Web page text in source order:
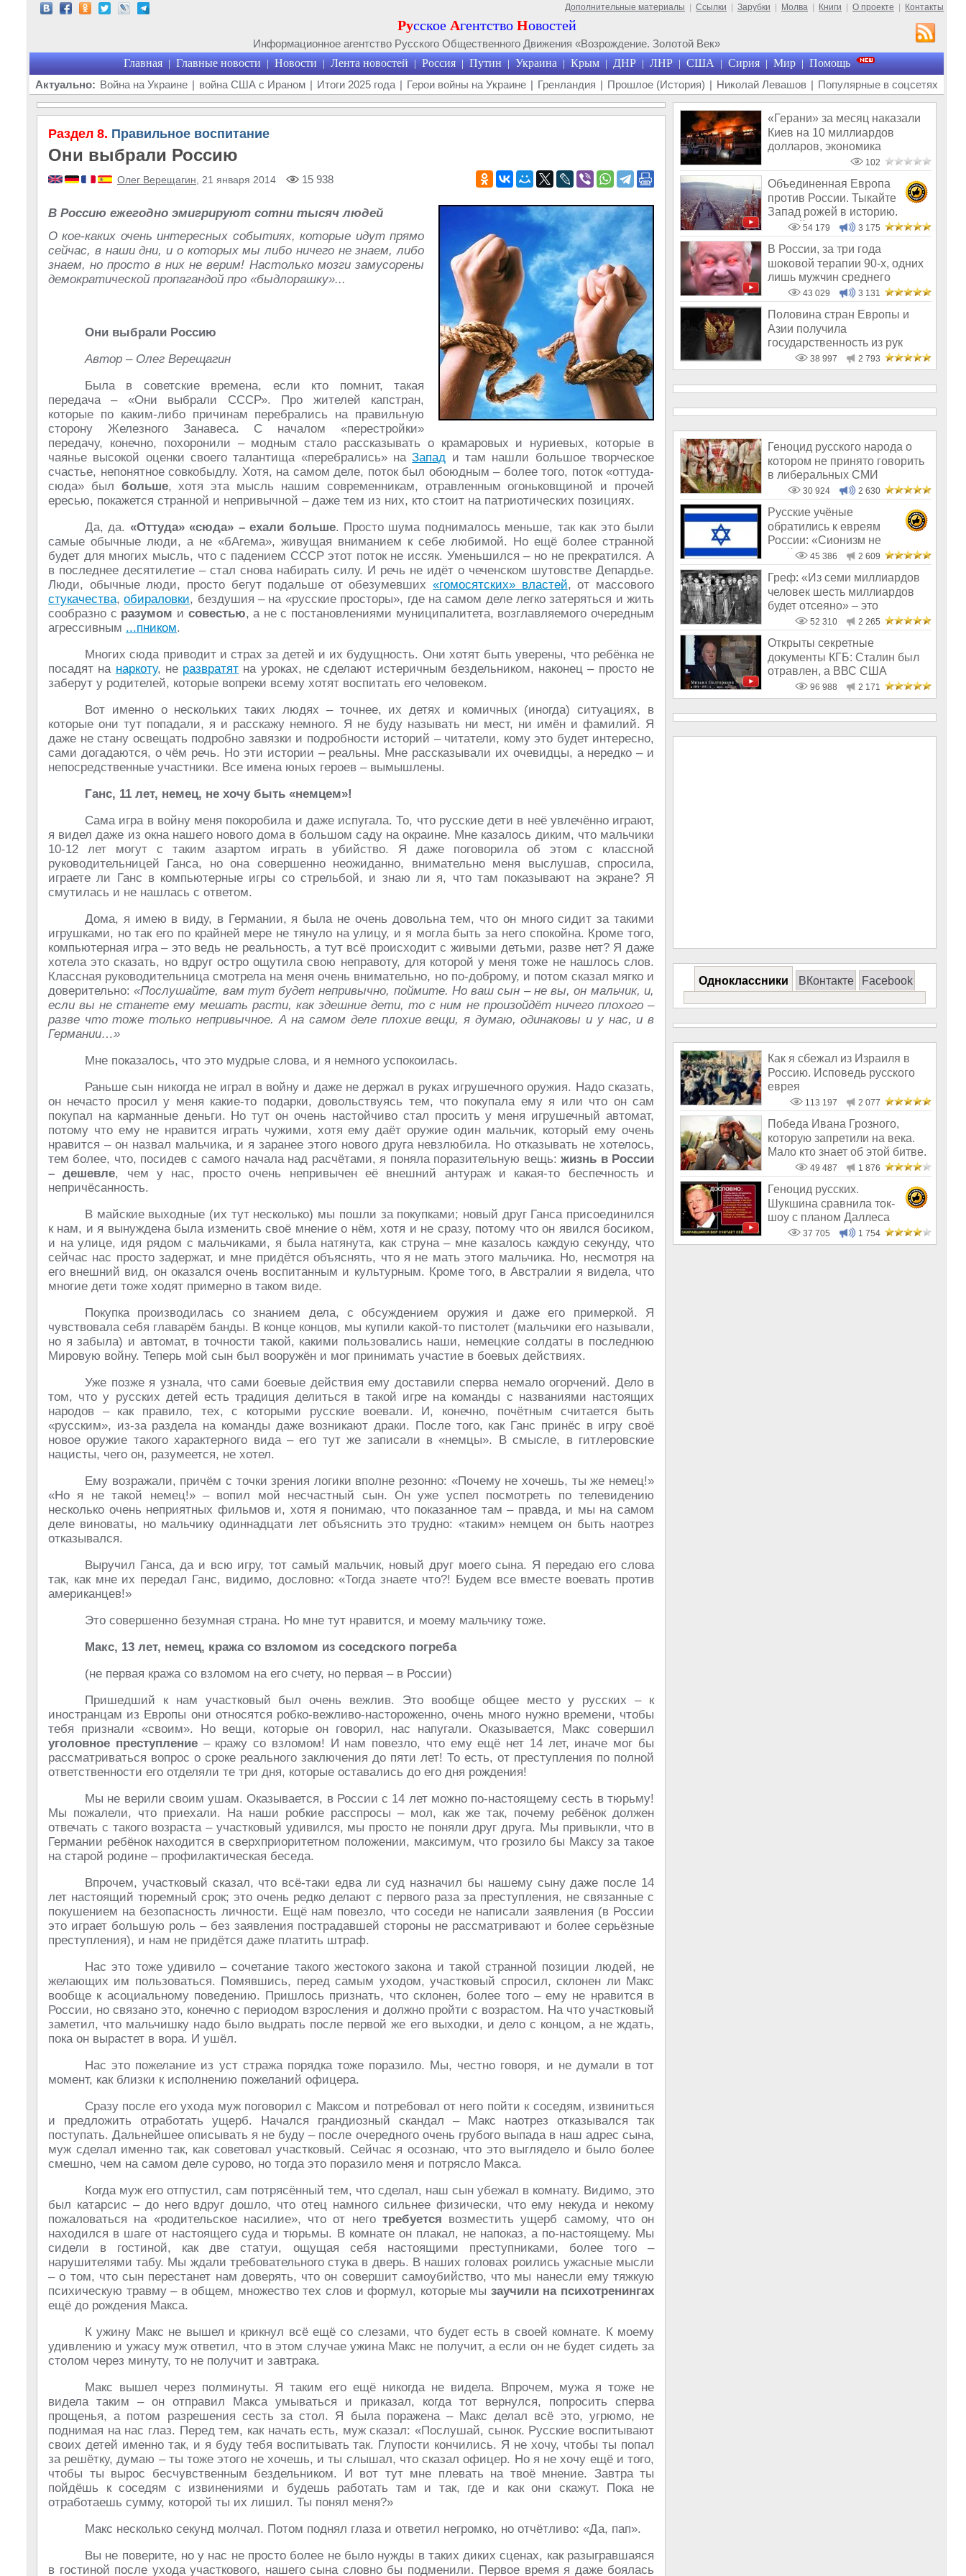
Дополнительные материалы Ссылки Зарубки Молва Книги О проекте Контакты
Русское Агентство Новостей
Информационное агентство Русского Общественного Движения «Возрождение. Золотой Век»
Главная | Главные новости | Новости | Лента новостей | Россия | Путин | Украина | Крым | ДНР | ЛНР | США | Сирия | Мир | Помощь
Актуально: Война на Украине | война США с Ираном | Итоги 2025 года | Герои войны на Украине | Гренландия | Прошлое (История) | Николай Левашов | Популярные в соцсетях
Раздел 8. Правильное воспитание
Они выбрали Россию
Олег Верещагин , 21 января 2014 15 938
В Россию ежегодно эмигрируют сотни тысяч людей
О кое-каких очень интересных событиях, которые идут прямо
сейчас, в наши дни, и о которых мы либо ничего не знаем, либо
знаем, но просто в них не верим! Настолько мозги замусорены
демократической пропагандой про «быдлорашку»...
Они выбрали Россию
Автор – Олег Верещагин
Была в советские времена, если кто помнит, такая
передача – «Они выбрали СССР». Про жителей капстран,
которые по каким-либо причинам перебрались на правильную
сторону Железного Занавеса. С началом «перестройки»
передачу, конечно, похоронили – модным стало рассказывать о крамаровых и нуриевых, которые в
чаянье высокой оценки своего талантища «перебрались» наЗапад и там нашли большое творческое
счастье, непонятное совкобыдлу. Хотя, на самом деле, поток был обоюдным – более того, поток «оттуда-
сюда» был больше, хотя эта мысль нашим современникам, отравленным огоньковщиной и прочей
ересью, покажется странной и непривычной – даже тем из них, кто стоит на патриотических позициях.
Да, да. «Оттуда» «сюда» – ехали больше. Просто шума поднималось меньше, так как это были
самые обычные люди, а не «бАгема», живущая вниманием к себе любимой. Но ещё более странной
будет для многих мысль, что с падением СССР этот поток не иссяк. Уменьшился – но не прекратился. А
в последнее десятилетие – стал снова набирать силу. И речь не идёт о чеченском шутовстве Депардье.
Люди, обычные люди, просто бегут подальше от обезумевших«гомосятских» властей, от массового
стукачества,обираловки, бездушия – на «русские просторы», где на самом деле легко затеряться и жить
сообразно с разумом и совестью, а не с постановлениями муниципалитета, возглавляемого очередным
агрессивным ...пником.
Многих сюда приводит и страх за детей и их будущность. Они хотят быть уверены, что ребёнка не
посадят на наркоту, не развратят на уроках, не сделают истеричным бездельником, наконец – просто не
заберут у родителей, которые вопреки всему хотят воспитать его человеком.
Вот именно о нескольких таких людях – точнее, их детях и комичных (иногда) ситуациях, в
которые они тут попадали, я и расскажу немного. Я не буду называть ни мест, ни имён и фамилий. Я
даже не стану освещать подробно завязки и подробности историй – читатели, кому это будет интересно,
сами догадаются, о чём речь. Но эти истории – реальны. Мне рассказывали их очевидцы, а нередко – и
непосредственные участники. Все имена юных героев – вымышлены.
Ганс, 11 лет, немец, не хочу быть «немцем»!
Сама игра в войну меня покоробила и даже испугала. То, что русские дети в неё увлечённо играют,
я видел даже из окна нашего нового дома в большом саду на окраине. Мне казалось диким, что мальчики
10-12 лет могут с таким азартом играть в убийство. Я даже поговорила об этом с классной
руководительницей Ганса, но она совершенно неожиданно, внимательно меня выслушав, спросила,
играете ли Ганс в компьютерные игры со стрельбой, и знаю ли я, что там показывают на экране? Я
смутилась и не нашлась с ответом.
Дома, я имею в виду, в Германии, я была не очень довольна тем, что он много сидит за такими
игрушками, но так его по крайней мере не тянуло на улицу, и я могла быть за него спокойна. Кроме того,
компьютерная игра – это ведь не реальность, а тут всё происходит с живыми детьми, разве нет? Я даже
хотела это сказать, но вдруг остро ощутила свою неправоту, для которой у меня тоже не нашлось слов.
Классная руководительница смотрела на меня очень внимательно, но по-доброму, и потом сказал мягко и
доверительно:«Послушайте, вам тут будет непривычно, поймите. Но ваш сын – не вы, он мальчик, и,
если вы не станете ему мешать расти, как здешние дети, то с ним не произойдёт ничего плохого –
разве что тоже только непривычное. А на самом деле плохие вещи, я думаю, одинаковы и у нас, и в
Германии…»
Мне показалось, что это мудрые слова, и я немного успокоилась.
Раньше сын никогда не играл в войну и даже не держал в руках игрушечного оружия. Надо сказать,
он нечасто просил у меня какие-то подарки, довольствуясь тем, что покупала ему я или что он сам
покупал на карманные деньги. Но тут он очень настойчиво стал просить у меня игрушечный автомат,
потому что ему не нравится играть чужими, хотя ему даёт оружие один мальчик, который ему очень
нравится – он назвал мальчика, и я заранее этого нового друга невзлюбила. Но отказывать не хотелось,
тем более, что, посидев с самого начала над расчётами, я поняла поразительную вещь:жизнь в России
– дешевле, чем у нас, просто очень непривычен её внешний антураж и какая-то беспечность и
непричёсанность.
В майские выходные (их тут несколько) мы пошли за покупками; новый друг Ганса присоединился
к нам, и я вынуждена была изменить своё мнение о нём, хотя и не сразу, потому что он явился босиком,
и на улице, идя рядом с мальчиками, я была натянута, как струна – мне казалось каждую секунду, что
сейчас нас просто задержат, и мне придётся объяснять, что я не мать этого мальчика. Но, несмотря на
его внешний вид, он оказался очень воспитанным и культурным. Кроме того, в Австралии я видела, что
многие дети тоже ходят примерно в таком виде.
Покупка производилась со знанием дела, с обсуждением оружия и даже его примеркой. Я
чувствовала себя главарём банды. В конце концов, мы купили какой-то пистолет (мальчики его называли,
но я забыла) и автомат, в точности такой, какими пользовались наши, немецкие солдаты в последнюю
Мировую войну. Теперь мой сын был вооружён и мог принимать участие в боевых действиях.
Уже позже я узнала, что сами боевые действия ему доставили сперва немало огорчений. Дело в
том, что у русских детей есть традиция делиться в такой игре на команды с названиями настоящих
народов – как правило, тех, с которыми русские воевали. И, конечно, почётным считается быть
«русским», из-за раздела на команды даже возникают драки. После того, как Ганс принёс в игру своё
новое оружие такого характерного вида – его тут же записали в «немцы». В смысле, в гитлеровские
нацисты, чего он, разумеется, не хотел.
Ему возражали, причём с точки зрения логики вполне резонно: «Почему не хочешь, ты же немец!»
«Но я не такой немец!» – вопил мой несчастный сын. Он уже успел посмотреть по телевидению
несколько очень неприятных фильмов и, хотя я понимаю, что показанное там – правда, и мы на самом
деле виноваты, но мальчику одиннадцати лет объяснить это трудно: «таким» немцем он быть наотрез
отказывался.
Выручил Ганса, да и всю игру, тот самый мальчик, новый друг моего сына. Я передаю его слова
так, как мне их передал Ганс, видимо, дословно: «Тогда знаете что?! Будем все вместе воевать против
американцев!»
Это совершенно безумная страна. Но мне тут нравится, и моему мальчику тоже.
Макс, 13 лет, немец, кража со взломом из соседского погреба
(не первая кража со взломом на его счету, но первая – в России)
Пришедший к нам участковый был очень вежлив. Это вообще общее место у русских – к
иностранцам из Европы они относятся робко-вежливо-настороженно, очень много нужно времени, чтобы
тебя признали «своим». Но вещи, которые он говорил, нас напугали. Оказывается, Макс совершил
уголовное преступление– кражу со взломом! И нам повезло, что ему ещё нет 14 лет, иначе мог бы
рассматриваться вопрос о сроке реального заключения до пяти лет! То есть, от преступления по полной
ответственности его отделяли те три дня, которые оставались до его дня рождения!
Мы не верили своим ушам. Оказывается, в России с 14 лет можно по-настоящему сесть в тюрьму!
Мы пожалели, что приехали. На наши робкие расспросы – мол, как же так, почему ребёнок должен
отвечать с такого возраста – участковый удивился, мы просто не поняли друг друга. Мы привыкли, что в
Германии ребёнок находится в сверхприоритетном положении, максимум, что грозило бы Максу за такое
на старой родине – профилактическая беседа.
Впрочем, участковый сказал, что всё-таки едва ли суд назначил бы нашему сыну даже после 14
лет настоящий тюремный срок; это очень редко делают с первого раза за преступления, не связанные с
покушением на безопасность личности. Ещё нам повезло, что соседи не написали заявления (в России
это играет большую роль – без заявления пострадавшей стороны не рассматривают и более серьёзные
преступления), и нам не придётся даже платить штраф.
Нас это тоже удивило – сочетание такого жестокого закона и такой странной позиции людей, не
желающих им пользоваться. Помявшись, перед самым уходом, участковый спросил, склонен ли Макс
вообще к асоциальному поведению. Пришлось признать, что склонен, более того – ему не нравится в
России, но связано это, конечно с периодом взросления и должно пройти с возрастом. На что участковый
заметил, что мальчишку надо было выдрать после первой же его выходки, и дело с концом, а не ждать,
пока он вырастет в вора. И ушёл.
Нас это пожелание из уст стража порядка тоже поразило. Мы, честно говоря, и не думали в тот
момент, как близки к исполнению пожеланий офицера.
Сразу после его ухода муж поговорил с Максом и потребовал от него пойти к соседям, извиниться
и предложить отработать ущерб. Начался грандиозный скандал – Макс наотрез отказывался так
поступать. Дальнейшее описывать я не буду – после очередного очень грубого выпада в наш адрес сына,
муж сделал именно так, как советовал участковый. Сейчас я осознаю, что это выглядело и было более
смешно, чем на самом деле сурово, но тогда это поразило меня и потрясло Макса.
Когда муж его отпустил, сам потрясённый тем, что сделал, наш сын убежал в комнату. Видимо, это
был катарсис – до него вдруг дошло, что отец намного сильнее физически, что ему некуда и некому
пожаловаться на «родительское насилие», что от него требуется возместить ущерб самому, что он
находился в шаге от настоящего суда и тюрьмы. В комнате он плакал, не напоказ, а по-настоящему. Мы
сидели в гостиной, как две статуи, ощущая себя настоящими преступниками, более того –
нарушителями табу. Мы ждали требовательного стука в дверь. В наших головах роились ужасные мысли
– о том, что сын перестанет нам доверять, что он совершит самоубийство, что мы нанесли ему тяжкую
психическую травму – в общем, множество тех слов и формул, которые мы заучили на психотренингах
ещё до рождения Макса.
К ужину Макс не вышел и крикнул всё ещё со слезами, что будет есть в своей комнате. К моему
удивлению и ужасу муж ответил, что в этом случае ужина Макс не получит, а если он не будет сидеть за
столом через минуту, то не получит и завтрака.
Макс вышел через полминуты. Я таким его ещё никогда не видела. Впрочем, мужа я тоже не
видела таким – он отправил Макса умываться и приказал, когда тот вернулся, попросить сперва
прощенья, а потом разрешения сесть за стол. Я была поражена – Макс делал всё это, угрюмо, не
поднимая на нас глаз. Перед тем, как начать есть, муж сказал: «Послушай, сынок. Русские воспитывают
своих детей именно так, и я буду тебя воспитывать так. Глупости кончились. Я не хочу, чтобы ты попал
за решётку, думаю – ты тоже этого не хочешь, и ты слышал, что сказал офицер. Но я не хочу ещё и того,
чтобы ты вырос бесчувственным бездельником. И вот тут мне плевать на твоё мнение. Завтра ты
пойдёшь к соседям с извинениями и будешь работать там и так, где и как они скажут. Пока не
отработаешь сумму, которой ты их лишил. Ты понял меня?»
Макс несколько секунд молчал. Потом поднял глаза и ответил негромко, но отчётливо: «Да, пап».
Вы не поверите, но у нас не просто более не было нужды в таких диких сценах, как разыгравшаяся
в гостиной после ухода участкового, нашего сына словно бы подменили. Первое время я даже боялась
«Герани» за месяц наказали
Киев на 10 миллиардов
долларов, экономика
Украины обнуля
102
Объединенная Европа
против России. Тыкайте
Запад рожей в историю.
Требуйте от них п
54 179 3 175
В России, за три года
шоковой терапии 90-х, одних
лишь мужчин среднего
возраста ско
43 029 3 131
Половина стран Европы и
Азии получила
государственность из рук
России! 38 997 2 793
Геноцид русского народа о
котором не принято говорить
в либеральных СМИ
30 924 2 630
Русские учёные
обратились к евреям
России: «Сионизм не
пройдёт!»45 386 2 609
Греф: «Из семи миллиардов
человек шесть миллиардов
будет отсеяно» – это
пострашнее,
52 310 2 265
Открыты секретные
документы КГБ: Сталин был
отравлен, а ВВС США
бомбили СССР
96 988 2 171
Одноклассники ВКонтакте Facebook
Как я сбежал из Израиля в
Россию. Исповедь русского
еврея
113 197 2 077
Победа Ивана Грозного,
которую запретили на века.
Мало кто знает об этой битве.
49 487 1 876
Геноцид русских.
Шукшина сравнила ток-
шоу с планом Даллеса
37 705 1 754